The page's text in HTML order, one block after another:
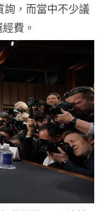
詢，而當中不少議
費。